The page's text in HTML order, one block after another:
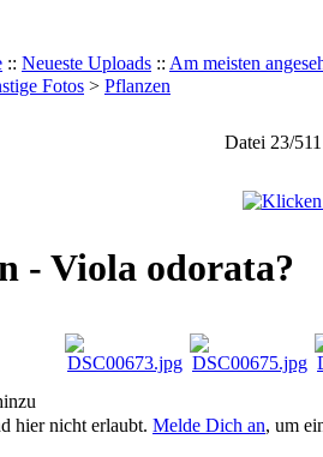
:: Neueste Uploads :: Am meisten
Fotos > Pflanzen
Datei 23/511
- Viola odorata?
hier nicht erlaubt. Melde Dich an, um